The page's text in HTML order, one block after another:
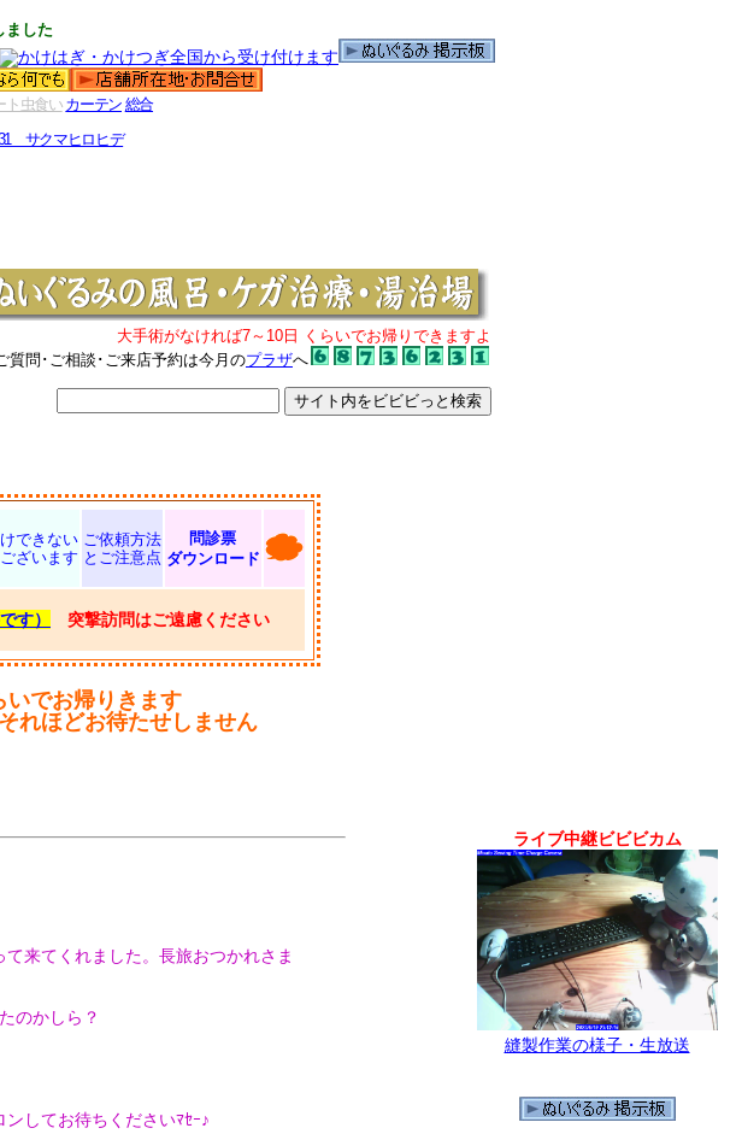
ました
ト虫食い カーテン 総合
サクマヒロヒデ
大手術がなければ7～10日 くらいでお帰りできますよ
質問･ご相談･ご来店予約は今月のプラザへ
できない
ざいます
ご依頼方法
とご注意点
問診票
ダウンロード
す） 突撃訪問はご遠慮ください
いでお帰りきます
れほどお待たせしません
来てくれました。長旅おつかれさま
のかしら？
してお待ちくださいﾏｾｰ♪
ライブ中継ビビビカム
縫製作業の様子・生放送